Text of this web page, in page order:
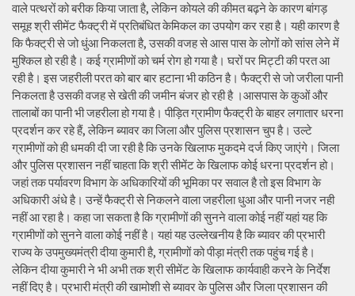
वाले पत्थरों को बरीक किया जाता है, लेकिन कोयले की कीमत बढ़ने के कारण बांगड़
समूह श्री सीमेंट फैक्ट्री में प्रतिबंधित केमिकल का उपयोग कर रहा है। यही कारण है
कि फैक्ट्री से जो धुंआ निकलता है, उसकी वजह से आस पास के लोगों को सांस लेने में
मुश्किल हो रही है। कई ग्रामीणों को चर्म रोग हो गया है। घरों पर मिट्टी की परत आ
रही है। इस जहरीली परत को बार बार हटाना भी कठिन है। फैक्ट्री से जो जरीला पानी
निकलता है उसकी वजह से खेती की जमीन बंजर हो रही है ।आसपास के कुओं और
तालाबों का पानी भी जहरीला हो गया है। पीड़ित ग्रामीण फैक्ट्री के बाहर लगातार धरना
प्रदर्शन कर रहे हैं, लेकिन ब्यावर का जिला और पुलिस प्रशासन चुप है। उल्टे
ग्रामीणों को ही धमकी दी जा रही है कि उनके खिलाफ मुकदमे दर्ज किए जाएंगे। जिला
और पुलिस प्रशासन नहीं चाहता कि श्री सीमेंट के खिलाफ कोई धरना प्रदर्शन हो।
जहां तक पर्यावरण विभाग के अधिकारियों की भूमिका पर सवाल है तो इस विभाग के
अधिकारी अंधे है। उन्हें फैक्ट्री से निकलने वाला जहरीला धुआ और पानी नजर नही
नहीं आ रहा है। कहा जा सकता है कि ग्रामीणों की सुनने वाला कोई नहीं यहां यह कि
ग्रामीणों को सुनने वाला कोई नहीं है। यहां यह उल्लेखनीय है कि ब्यावर की प्रभारी
राज्य के उपमुख्यमंत्री दीया कुमारी है, ग्रामीणों को पीड़ा मंत्री तक पहुंच गई है।
लेकिन दीया कुमारी ने भी अभी तक श्री सीमेंट के खिलाफ कार्यवाही करने के निर्देश
नहीं दिए है। प्रभारी मंत्री की खामोशी से ब्यावर के पुलिस और जिला प्रशासन की